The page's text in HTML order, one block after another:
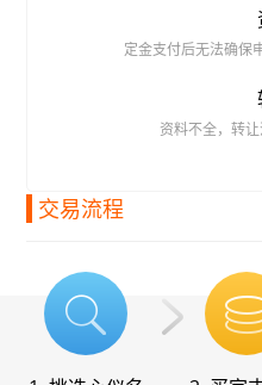
定金支付后无法确保
资料不全，转
交易流程